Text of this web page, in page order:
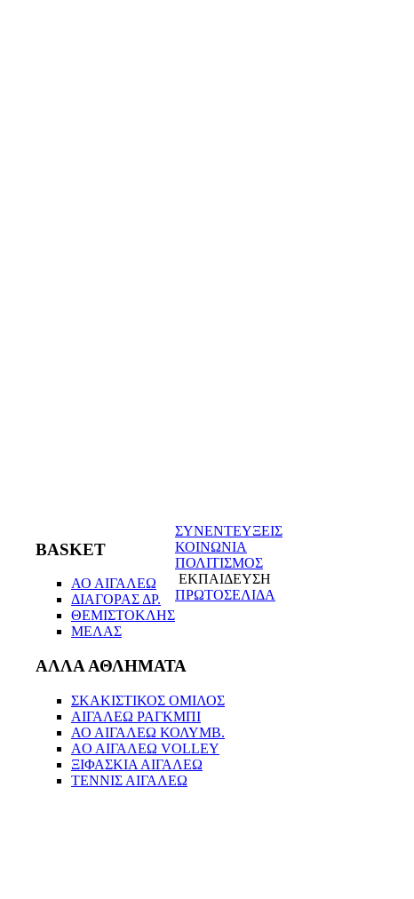
BASKET
ΑΟ ΑΙΓΑΛΕΩ
ΔΙΑΓΟΡΑΣ ΔΡ.
ΘΕΜΙΣΤΟΚΛΗΣ
ΜΕΛΑΣ
ΑΛΛΑ ΑΘΛΗΜΑΤΑ
ΣΚΑΚΙΣΤΙΚΟΣ ΟΜΙΛΟΣ
ΑΙΓΑΛΕΩ ΡΑΓΚΜΠΙ
ΑΟ ΑΙΓΑΛΕΩ ΚΟΛΥΜΒ.
AO AIΓΑΛΕΩ VOLLEY
ΞΙΦΑΣΚΙΑ ΑΙΓΑΛΕΩ
ΤΕΝΝΙΣ ΑΙΓΑΛΕΩ
ΣΥΝΕΝΤΕΥΞΕΙΣ
ΚΟΙΝΩΝΙΑ
ΠΟΛΙΤΙΣΜΟΣ
ΕΚΠΑΙΔΕΥΣΗ
ΠΡΩΤΟΣΕΛΙΔΑ